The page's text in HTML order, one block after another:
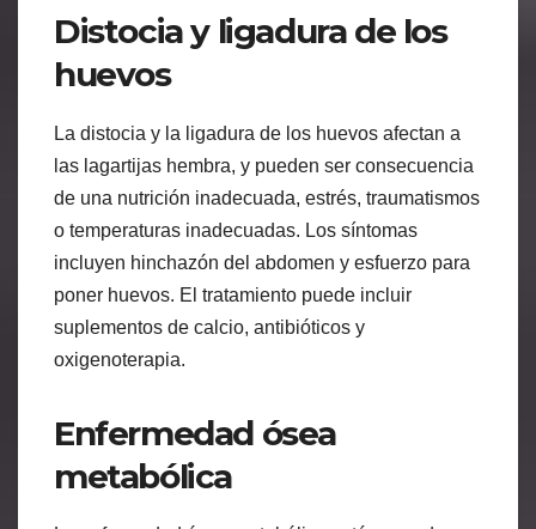
Distocia y ligadura de los
huevos
La distocia y la ligadura de los huevos afectan a
las lagartijas hembra, y pueden ser consecuencia
de una nutrición inadecuada, estrés, traumatismos
o temperaturas inadecuadas. Los síntomas
incluyen hinchazón del abdomen y esfuerzo para
poner huevos. El tratamiento puede incluir
suplementos de calcio, antibióticos y
oxigenoterapia.
Enfermedad ósea
metabólica